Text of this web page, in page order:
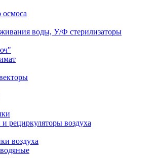
воды, У/Ф стерилизаторы
рециркуляторы воздуха
воздуха